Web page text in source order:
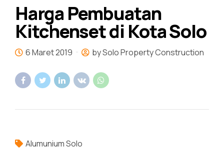
Harga Pembuatan
Kitchenset di Kota Solo
6 Maret 2019 by Solo Property Construction
Alumunium Solo